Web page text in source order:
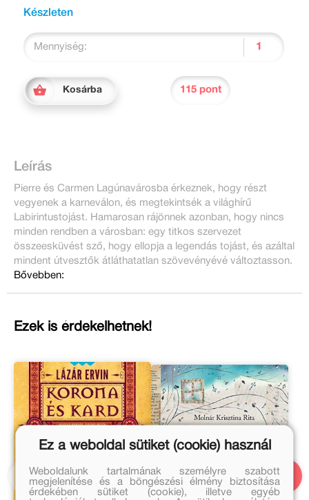
Készleten
Mennyiség:
Kosárba 115 pont
Leírás
Pierre és Carmen Lagúnavárosba érkeznek, hogy részt
vegyenek a karneválon, és megtekintsék a világhírű
Labirintustojást. Hamarosan rájönnek azonban, hogy nincs
minden rendben a városban: egy titkos szervezet
összeesküvést sző, hogy ellopja a legendás tojást, és azáltal
mindent útvesztők átláthatatlan szövevényévé változtasson.
Bővebben:
Ezek is érdekelhetnek!
Ez a weboldal sütiket (cookie) használ
Weboldalunk tartalmának személyre szabott
megjelenítése és a böngészési élmény biztosítása
érdekében sütiket (cookie), illetve egyéb